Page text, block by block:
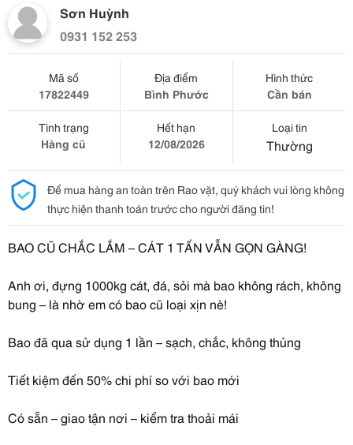
Sơn Huỳnh
0931 152 253
Mã số
17822449
Địa điểm
Bình Phước
Hình thức
Cần bán
Tình trạng
Hàng cũ
Hết hạn
12/08/2026
Loại tin
Thường
Để mua hàng an toàn trên Rao vặt, quý khách vui lòng không
thực hiện thanh toán trước cho người đăng tin!
BAO CŨ CHẮC LẮM – CÁT 1 TẤN VẪN GỌN GÀNG!
Anh ơi, đựng 1000kg cát, đá, sỏi mà bao không rách, không
bung – là nhờ em có bao cũ loại xịn nè!
Bao đã qua sử dụng 1 lần – sạch, chắc, không thủng
Tiết kiệm đến 50% chi phí so với bao mới
Có sẵn – giao tận nơi – kiểm tra thoải mái